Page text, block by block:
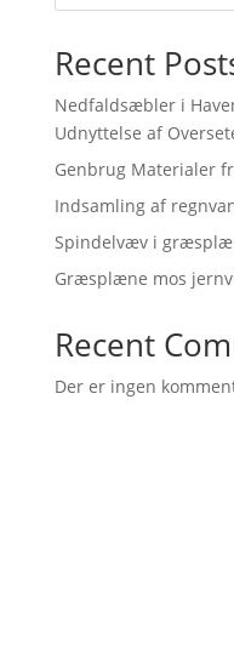
Recent
Nedfaldsæbler i
Udnyttelse af
Genbrug Materialer
Indsamling af
Spindelvæv i
Græsplæne mos
Recent
Der er ingen